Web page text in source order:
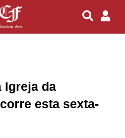
Igreja da
esta sexta-